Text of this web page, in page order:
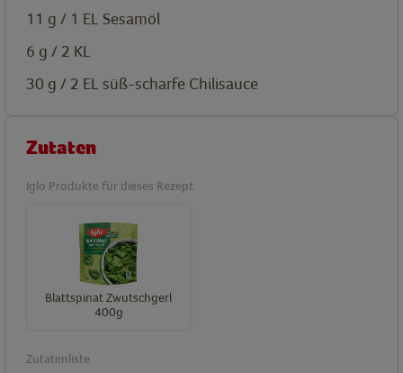
11 g / 1 EL Sesamöl
6 g / 2 KL
30 g / 2 EL süß-scharfe Chilisauce
Zutaten
Iglo Produkte für dieses Rezept
Blattspinat Zwutschgerl
400g
Zutatenliste